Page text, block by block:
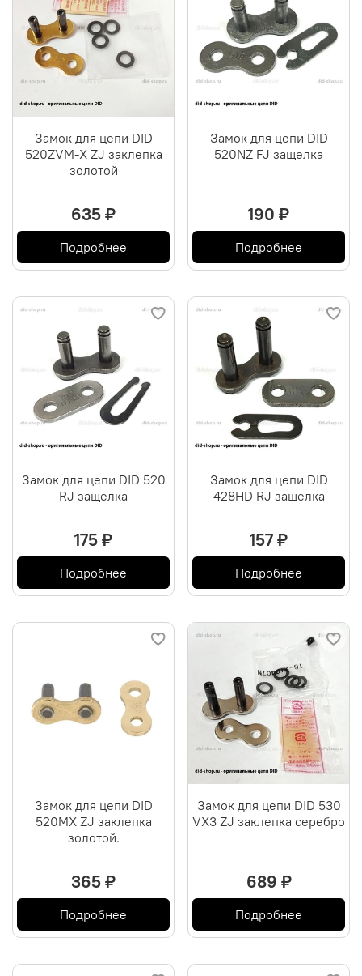
Замок для цепи DID
520ZVM-X ZJ заклепка
золотой
635 ₽
Подробнее
Замок для цепи DID
520NZ FJ защелка
190 ₽
Подробнее
Замок для цепи DID 520
RJ защелка
175 ₽
Подробнее
Замок для цепи DID
428HD RJ защелка
157 ₽
Подробнее
Замок для цепи DID
520MX ZJ заклепка
золотой.
365 ₽
Подробнее
Замок для цепи DID 530
VX3 ZJ заклепка серебро
689 ₽
Подробнее